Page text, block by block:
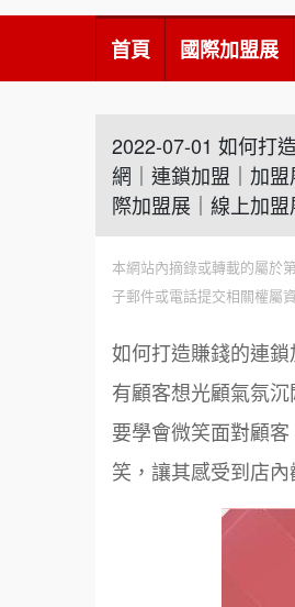
首頁 國際加盟展
2022-07-01 如何打
網｜連鎖加盟｜加
際加盟展｜線上加
本網站內摘錄或轉載的屬於
子郵件或電話提交相關權屬
如何打造賺錢的連
有顧客想光顧氣氛
要學會微笑面對顧
笑，讓其感受到店內